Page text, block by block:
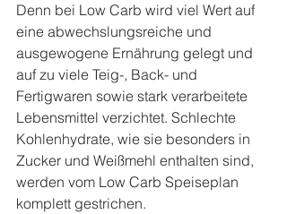
Denn bei Low Carb wird viel Wert auf
eine abwechslungsreiche und
ausgewogene Ernährung gelegt und
auf zu viele Teig-, Back- und
Fertigwaren sowie stark verarbeitete
Lebensmittel verzichtet. Schlechte
Kohlenhydrate, wie sie besonders in
Zucker und Weißmehl enthalten sind,
werden vom Low Carb Speiseplan
komplett gestrichen.